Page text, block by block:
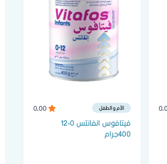
الأم و الطفل
فيتافوس انفانتس 0-12
400جرام